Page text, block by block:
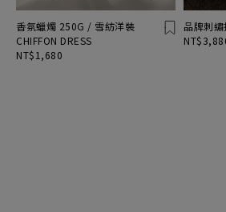
香氛蠟燭 250G / 雪紡洋裝
CHIFFON DRESS
NT$1,680
品牌刺